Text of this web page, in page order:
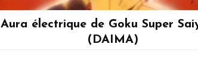
Aura électrique de Goku Super
(DAIMA)